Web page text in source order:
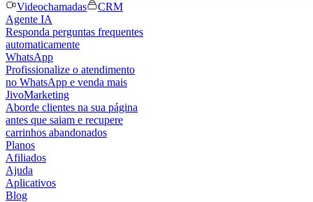
Videochamadas
CRM
Agente IA
Responda perguntas frequentes
automaticamente
WhatsApp
Profissionalize o atendimento
no WhatsApp e venda mais
JivoMarketing
Aborde clientes na sua página
antes que saiam e recupere
carrinhos abandonados
Planos
Afiliados
Ajuda
Aplicativos
Blog